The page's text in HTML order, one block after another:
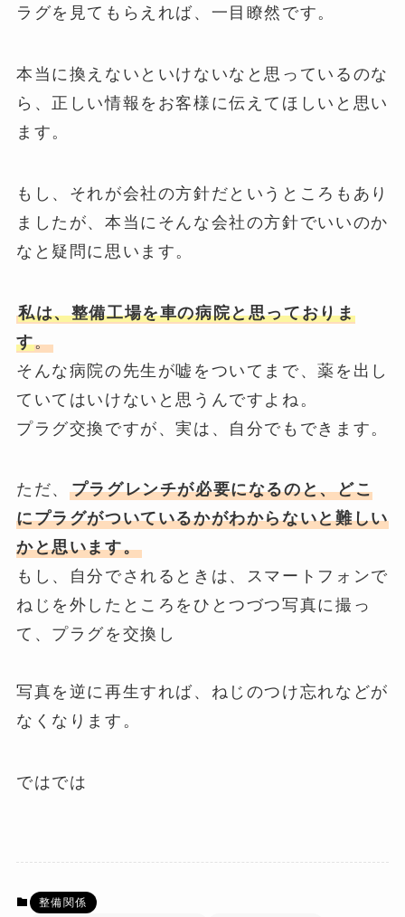
ラグを見てもらえれば、一目瞭然です。
本当に換えないといけないなと思っているのな
ら、正しい情報をお客様に伝えてほしいと思い
ます。
もし、それが会社の方針だというところもあり
ましたが、本当にそんな会社の方針でいいのか
なと疑問に思います。
私は、整備工場を車の病院と思っておりま
す。
そんな病院の先生が嘘をついてまで、薬を出し
ていてはいけないと思うんですよね。
プラグ交換ですが、実は、自分でもできます。
ただ、 プラグレンチが必要になるのと、どこ
にプラグがついているかがわからないと難しい
かと思います。
もし、自分でされるときは、スマートフォンで
ねじを外したところをひとつづつ写真に撮っ
て、プラグを交換し
写真を逆に再生すれば、ねじのつけ忘れなどが
なくなります 。
ではでは
整備関係